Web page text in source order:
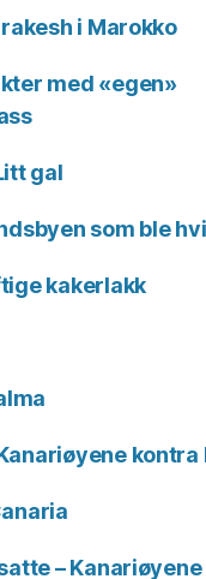
i Marokko
med «egen»
gal
som ble
kakerlakk
kontra
– Kanariøyene